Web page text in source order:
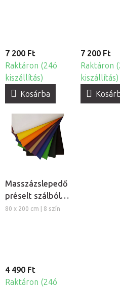
7 200 Ft
Raktáron (24ó
kiszállítás)
Kosárba
7 200 Ft
Raktáron
kiszállítás)
Masszázslepedő
préselt szálból,
5db
80 x 200 cm | 8 szín
4 490 Ft
Raktáron (24ó